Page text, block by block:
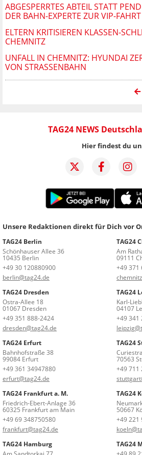
ABGESPERRTES ABTEIL STATT
DER BAHN-EXPERTE ZUR VIP-
ELTERN KRITISIEREN KLASSEN-
HEMNITZ
UNFALL IN CHEMNITZ: HYUNDAI
VON STRASSENBAHN
TAG24 NEWS
Hier findest du
Unsere Redaktionen direkt für Dich vor
TAG24 Berlin
Schönhauser Allee 36
10435 Berlin
+49 30 120880900
berlin@tag24.de
TAG24
Am
09111
+49 371
TAG24 Dresden
Ostra-Allee 18
01067 Dresden
+49 351 888-2424
dresden@tag24.de
TAG24
Karl-
04107
+49 341
TAG24 Erfurt
Bahnhofstraße 38
99084 Erfurt
+49 361 34947880
erfurt@tag24.de
TAG24
70563
+49 711
TAG24 Frankfurt a. M.
Friedrich-Ebert-Anlage 36
60325 Frankfurt am Main
+49 69 348750580
frankfurt@tag24.de
TAG24
50667
+49 221
TAG24 Hamburg
TAG24